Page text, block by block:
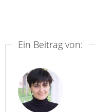
Ein Beitrag von: